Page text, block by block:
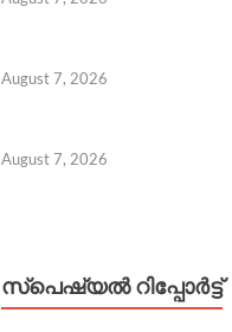
August 7, 2026
August 7, 2026
സ്പെഷ്യൽ റിപ്പോര്‍ട്ട്